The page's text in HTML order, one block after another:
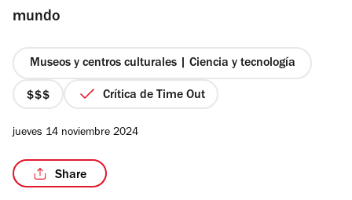
mundo
Museos y centros culturales | Ciencia y tecnología
precio
4
Crítica de Time Out
jueves 14 noviembre 2024
Share